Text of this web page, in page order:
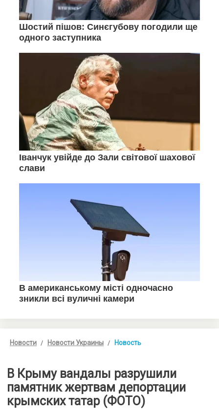
Новости Новости Украины Новость
В Крыму вандалы разрушили
памятник жертвам депортации
крымских татар (ФОТО)